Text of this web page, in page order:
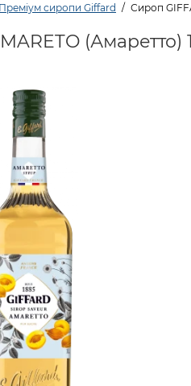
Преміум сиропи Giffard Сироп
(Амаретто)